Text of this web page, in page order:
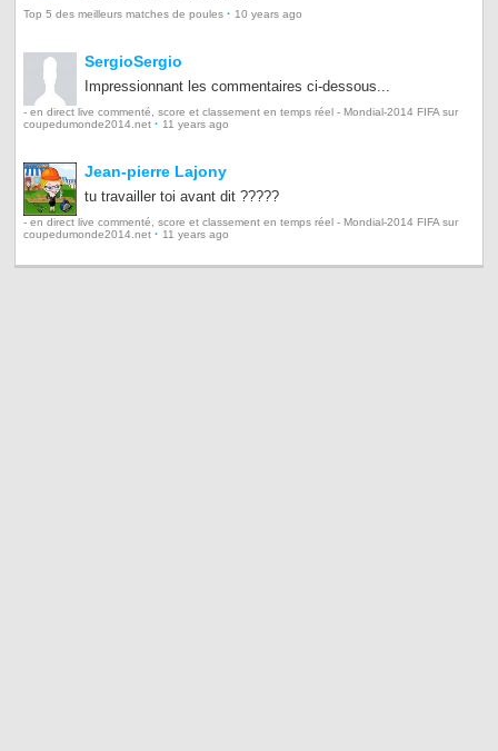
Top 5 des meilleurs matches de poules · 10 years ago
SergioSergio
Impressionnant les commentaires ci-dessous...
- en direct live commenté, score et classement en temps réel - Mondial-2014 FIFA sur
coupedumonde2014.net · 11 years ago
Jean-pierre Lajony
tu travailler toi avant dit ?????
- en direct live commenté, score et classement en temps réel - Mondial-2014 FIFA sur
coupedumonde2014.net · 11 years ago